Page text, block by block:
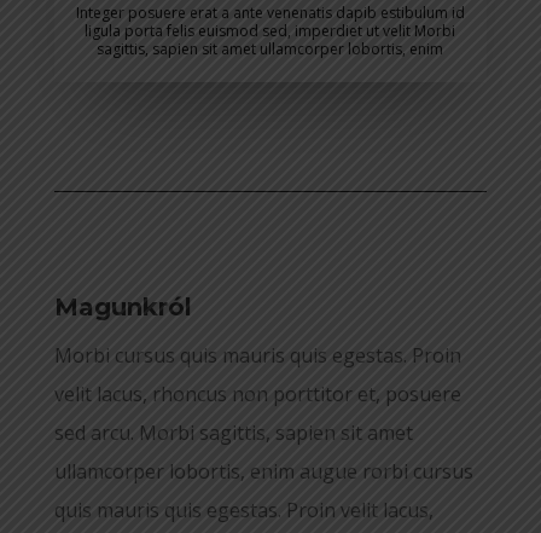
Integer posuere erat a ante venenatis dapib estibulum id
ligula porta felis euismod sed, imperdiet ut velit Morbi
sagittis, sapien sit amet ullamcorper lobortis, enim
Magunkról
Morbi cursus quis mauris quis egestas. Proin
velit lacus, rhoncus non porttitor et, posuere
sed arcu. Morbi sagittis, sapien sit amet
ullamcorper lobortis, enim augue rorbi cursus
quis mauris quis egestas. Proin velit lacus,